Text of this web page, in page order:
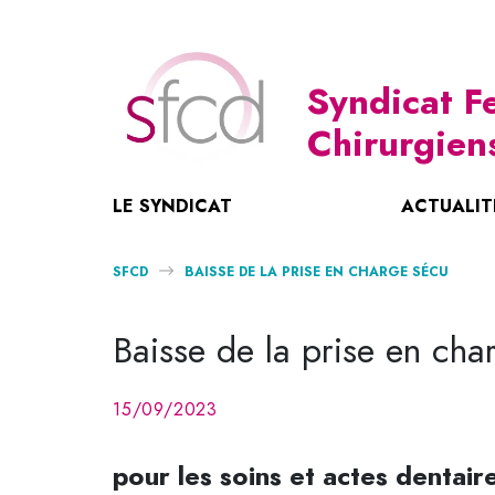
Syndicat
LE SYNDICAT
Le SFCD : Missions Et Charte Ethique
Journée Mondiale
Nouvelle Convention
Retraite Des Indépendants
Revues IFCD
Communiqués De Presse
Vie Professionnelle
Nos Coordonnées
SFCD BAISSE DE LA PRISE EN CHARGE SÉCU
Baisse de la prise en
15/09/2023
pour les soins et actes